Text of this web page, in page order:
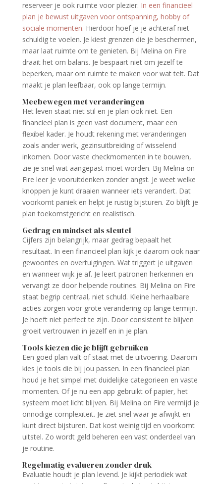
reserveer je ook ruimte voor plezier. In een financieel
plan je bewust uitgaven voor ontspanning, hobby of
sociale momenten. Hierdoor hoef je je achteraf niet
schuldig te voelen. Je kiest grenzen die je beschermen,
maar laat ruimte om te genieten. Bij Melina on Fire
draait het om balans. Je bespaart niet om jezelf te
beperken, maar om ruimte te maken voor wat telt. Dat
maakt je plan leefbaar, ook op lange termijn.
Meebewegen met veranderingen
Het leven staat niet stil en je plan ook niet. Een
financieel plan is geen vast document, maar een
flexibel kader. Je houdt rekening met veranderingen
zoals ander werk, gezinsuitbreiding of wisselend
inkomen. Door vaste checkmomenten in te bouwen,
zie je snel wat aangepast moet worden. Bij Melina on
Fire leer je vooruitdenken zonder angst. Je weet welke
knoppen je kunt draaien wanneer iets verandert. Dat
voorkomt paniek en helpt je rustig bijsturen. Zo blijft je
plan toekomstgericht en realistisch.
Gedrag en mindset als sleutel
Cijfers zijn belangrijk, maar gedrag bepaalt het
resultaat. In een financieel plan kijk je daarom ook naar
gewoontes en overtuigingen. Wat triggert je uitgaven
en wanneer wijk je af. Je leert patronen herkennen en
vervangt ze door helpende routines. Bij Melina on Fire
staat begrip centraal, niet schuld. Kleine herhaalbare
acties zorgen voor grote verandering op lange termijn.
Je hoeft niet perfect te zijn. Door consistent te blijven
groeit vertrouwen in jezelf en in je plan.
Tools kiezen die je blijft gebruiken
Een goed plan valt of staat met de uitvoering. Daarom
kies je tools die bij jou passen. In een financieel plan
houd je het simpel met duidelijke categorieen en vaste
momenten. Of je nu een app gebruikt of papier, het
systeem moet licht blijven. Bij Melina on Fire vermijd je
onnodige complexiteit. Je ziet snel waar je afwijkt en
kunt direct bijsturen. Dat kost weinig tijd en voorkomt
uitstel. Zo wordt geld beheren een vast onderdeel van
je routine.
Regelmatig evalueren zonder druk
Evaluatie houdt je plan levend. Je kijkt periodiek wat